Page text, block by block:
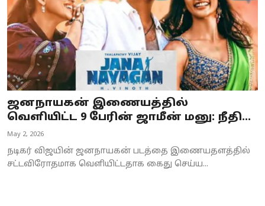
Crime
Tamilnadu
National
World
Astrology
Spirituality
Weather
ஜனநாயகன் இணையத்தில்
வெளியிட்ட 9 பேரின் ஜாமீன் மனு: நீதி...
May 2, 2026
நடிகர் விஜயின் ஜனநாயகன் படத்தை இணையதளத்தில்
சட்டவிரோதமாக வெளியிட்டதாக கைது செய்ய...